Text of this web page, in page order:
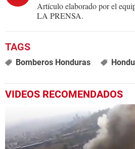
Artículo elaborado por el
LA PRENSA.
Bomberos Honduras
VIDEOS RECOMENDADOS